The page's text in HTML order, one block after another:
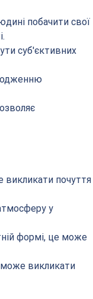
побачити свої
суб'єктивних
почуття
у
формі, це може
може викликати